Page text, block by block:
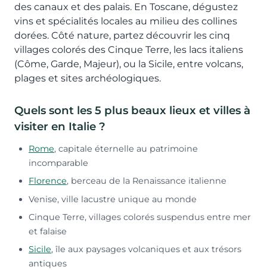
des canaux et des palais. En Toscane, dégustez
vins et spécialités locales au milieu des collines
dorées. Côté nature, partez découvrir les cinq
villages colorés des Cinque Terre, les lacs italiens
(Côme, Garde, Majeur), ou la Sicile, entre volcans,
plages et sites archéologiques.
Quels sont les 5 plus beaux lieux et villes à
visiter en Italie ?
Rome, capitale éternelle au patrimoine
incomparable
Florence, berceau de la Renaissance italienne
Venise, ville lacustre unique au monde
Cinque Terre, villages colorés suspendus entre mer
et falaise
Sicile, île aux paysages volcaniques et aux trésors
antiques